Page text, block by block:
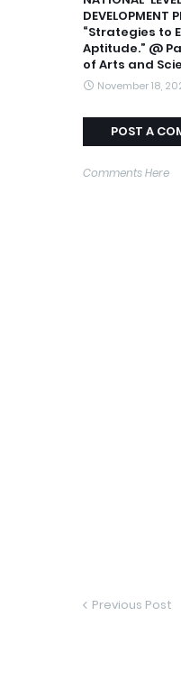
DEVELOPMENT
“Strategies to
Aptitude.” @
of Arts and
November 18,
POST A
Comments Here
Previous Post